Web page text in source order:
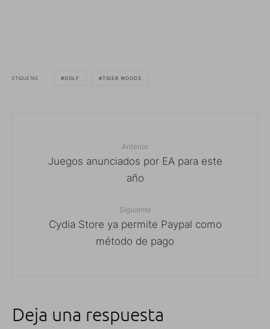
ETIQUETAS GOLF TIGER WOODS
Anterior
Juegos anunciados por EA para este
año
Siguiente
Cydia Store ya permite Paypal como
método de pago
Deja una respuesta